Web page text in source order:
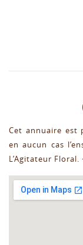
Cet annuaire est
en aucun cas
L’Agitateur Floral.